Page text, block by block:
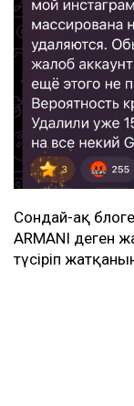
Сондай-ақ
ARMANI деген
түсіріп